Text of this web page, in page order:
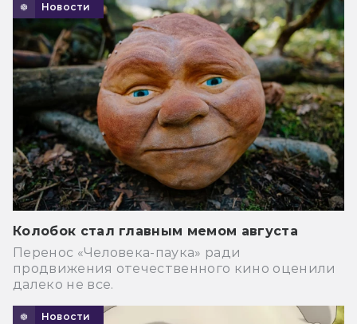
Новости
Колобок стал главным мемом августа
Перенос «Человека-паука» ради
продвижения отечественного кино оценили
далеко не все.
Новости